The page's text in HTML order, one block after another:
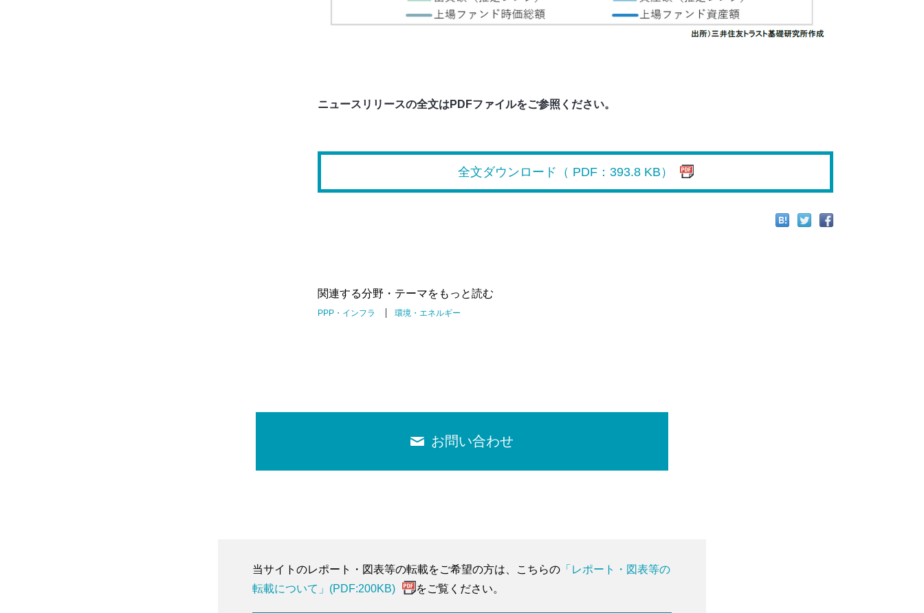
ニュースリリースの全文はPDFファイルをご参照ください。
全文ダウンロード（ PDF：393.8 KB）
関連する分野・テーマをもっと読む
PPP・インフラ 環境・エネルギー
お問い合わせ
当サイトのレポート・図表等の転載をご希望の方は、こちらの 「レポート・図表等の
転載について」(PDF:200KB)
をご覧ください。